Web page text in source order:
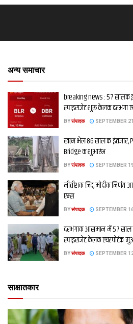
अन्य समाचार
breaking news : 57
स्पाइसजेट शुरू केलक दरभंगा
BYसंपादक SEPTEMBER
खत्म भेल 86 साल क इंतजार,
Bridge क शुभारंभ
BYसंपादक SEPTEMBER
नीतीशक जिद, मोदीक निर्णय
एम्स
BYसंपादक SEPTEMBER
दरभंगाक आसमान में 57 साल
स्पाइसजेट केलक एयरपोर्टक
BYसंपादक SEPTEMBER
साक्षातकार